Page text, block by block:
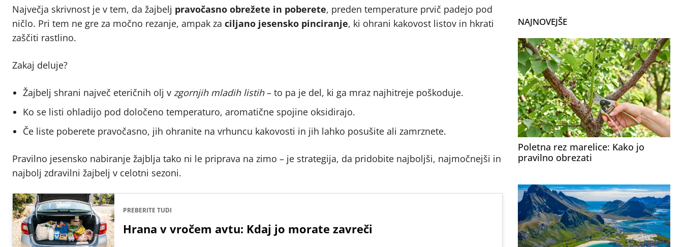
Največja skrivnost je v tem, da žajbelj pravočasno obrežete in poberete, preden temperature prvič padejo pod
ničlo. Pri tem ne gre za močno rezanje, ampak za ciljano jesensko pinciranje, ki ohrani kakovost listov in hkrati
zaščiti rastlino.
Zakaj deluje?
Žajbelj shrani največ eteričnih olj v zgornjih mladih listih– to pa je del, ki ga mraz najhitreje poškoduje.
Ko se listi ohladijo pod določeno temperaturo, aromatične spojine oksidirajo.
Če liste poberete pravočasno, jih ohranite na vrhuncu kakovosti in jih lahko posušite ali zamrznete.
Pravilno jesensko nabiranje žajblja tako ni le priprava na zimo – je strategija, da pridobite najboljši, najmočnejši in
najbolj zdravilni žajbelj v celotni sezoni.
PREBERITE TUDI
Hrana v vročem avtu: Kdaj jo morate zavreči
NAJNOVEJŠE
Poletna rez marelice: Kako jo
pravilno obrezati